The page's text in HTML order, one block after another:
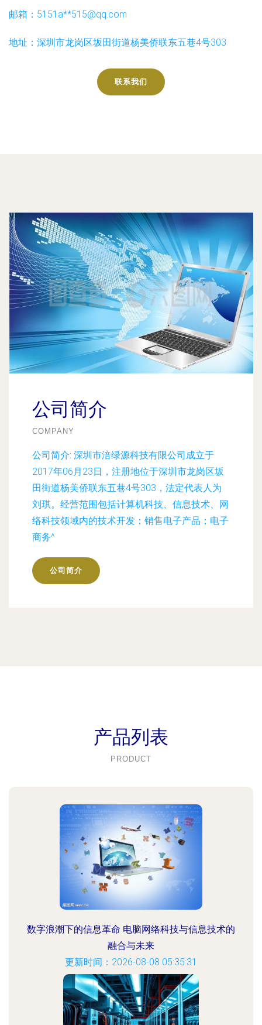
邮箱：5151a**515@qq.com
地址：深圳市龙岗区坂田街道杨美侨联东五巷4号303
联系我们
公司简介
COMPANY
公司简介: 深圳市涪绿源科技有限公司成立于
2017年06月23日，注册地位于深圳市龙岗区坂
田街道杨美侨联东五巷4号303，法定代表人为
刘琪。经营范围包括计算机科技、信息技术、网
络科技领域内的技术开发；销售电子产品；电子
商务^
公司简介
产品列表
PRODUCT
数字浪潮下的信息革命 电脑网络科技与信息技术的
融合与未来
更新时间：2026-08-08 05:35:31